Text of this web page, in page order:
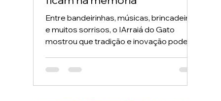
Entre bandeirinhas, músicas, brincadeiras
e muitos sorrisos, o IArraiá do Gato
mostrou que tradição e inovação podem
juntas no ritmo da quadrilha. Nosso
juninos, o Gato Caipira, já havia anunciado: